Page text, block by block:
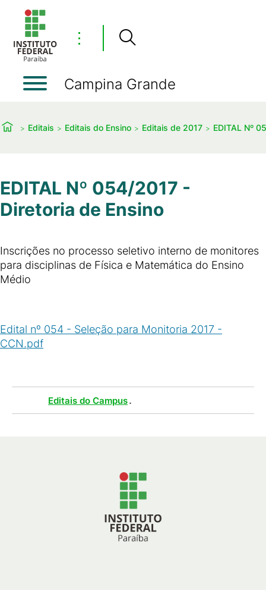
⋮
Campina Grande
Editais Editais do Ensino Editais de 2017 EDITAL Nº
EDITAL Nº 054/2017 -
Diretoria de Ensino
Inscrições no processo seletivo interno de monitores
para disciplinas de Física e Matemática do Ensino
Médio
Edital nº 054 - Seleção para Monitoria 2017 -
CCN.pdf
Editais do Campus.